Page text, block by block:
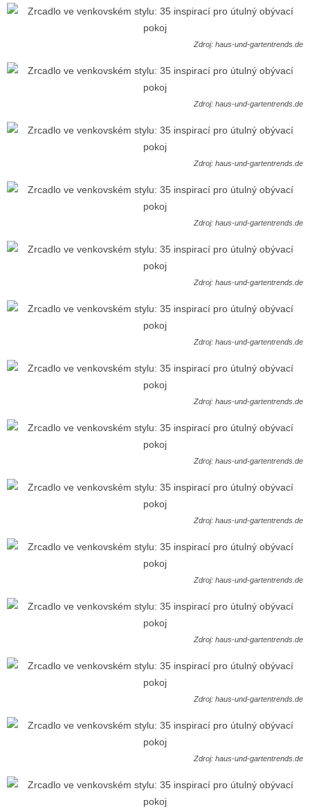
Zdroj: haus-und-gartentrends.de
Zdroj: haus-und-gartentrends.de
Zdroj: haus-und-gartentrends.de
Zdroj: haus-und-gartentrends.de
Zdroj: haus-und-gartentrends.de
Zdroj: haus-und-gartentrends.de
Zdroj: haus-und-gartentrends.de
Zdroj: haus-und-gartentrends.de
Zdroj: haus-und-gartentrends.de
Zdroj: haus-und-gartentrends.de
Zdroj: haus-und-gartentrends.de
Zdroj: haus-und-gartentrends.de
Zdroj: haus-und-gartentrends.de